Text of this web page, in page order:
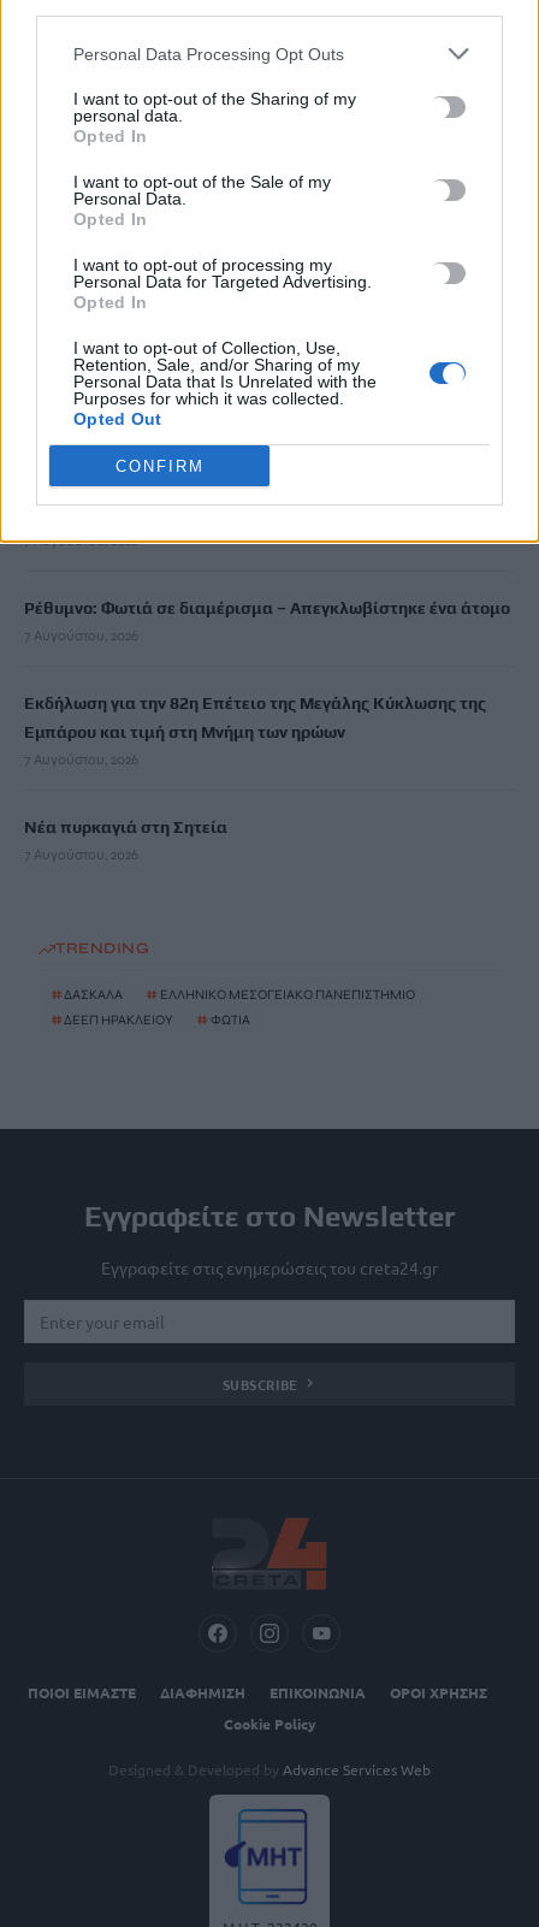
Personal Data Processing Opt Outs
I want to opt-out of the Sharing of my
personal data.
Opted In
I want to opt-out of the Sale of my
Personal Data.
Opted In
I want to opt-out of processing my
Personal Data for Targeted Advertising.
Opted In
I want to opt-out of Collection, Use,
Retention, Sale, and/or Sharing of my
Personal Data that Is Unrelated with the
Purposes for which it was collected.
Opted Out
CONFIRM
7 Αυγούστου, 2026
ανατινάξω τον Μέσι με τέσσερις βόμβες»
7 Αυγούστου, 2026
ΗΠΑ: Δασκάλα χορού κατηγορείται για σεξουαλική
7 Αυγούστου, 2026
τα Πρακτικά του Διεπιστημονικού Συνεδρίου «Ρένα
Κυριακού»
7 Αυγούστου, 2026
ΔΕΕΠ (ΝΟΔΕ) Ηρακλείου: Με έργα η κυβέρνηση Μητσοτάκη
7 Αυγούστου, 2026
Ρέθυμνο: Φωτιά σε διαμέρισμα – Απεγκλωβίστηκε ένα άτομο
7 Αυγούστου, 2026
Εκδήλωση για την 82η Επέτειο της Μεγάλης Κύκλωσης της
Εμπάρου και τιμή στη Μνήμη των ηρώων
7 Αυγούστου, 2026
Νέα πυρκαγιά στη Σητεία
7 Αυγούστου, 2026
TRENDING
# ΔΑΣΚΑΛΑ # ΕΛΛΗΝΙΚΟ ΜΕΣΟΓΕΙΑΚΟ ΠΑΝΕΠΙΣΤΗΜΙΟ
#ΔΕΕΠ ΗΡΑΚΛΕΙΟΥ # ΦΩΤΙΑ
Εγγραφείτε στο Newsletter
Εγγραφείτε στις ενημερώσεις του creta24.gr
SUBSCRIBE
ΠΟΙΟΙ ΕΙΜΑΣΤΕ ΔΙΑΦΗΜΙΣΗ ΕΠΙΚΟΙΝΩΝΙΑ
ΟΡΟΙ ΧΡΗΣΗΣ
Cookie Policy
Designed & Developed by Advance Services Web